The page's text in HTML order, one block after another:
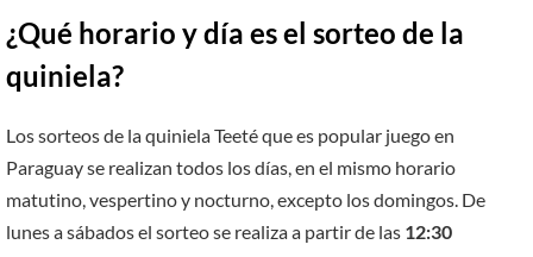
¿Qué horario y día es el sorteo de la
quiniela?
Los sorteos de la quiniela Teeté que es popular juego en
Paraguay se realizan todos los días, en el mismo horario
matutino, vespertino y nocturno, excepto los domingos. De
lunes a sábados el sorteo se realiza a partir de las 12:30